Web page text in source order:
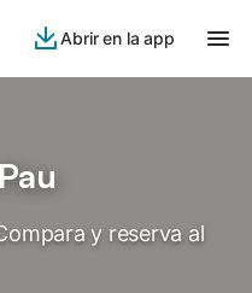
Abrir en la app
y reserva al